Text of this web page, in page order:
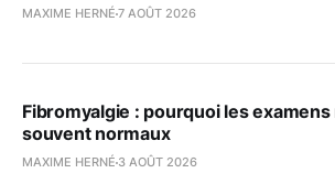
MAXIME HERNÉ 7 AOÛT 2026
Fibromyalgie : pourquoi les
souvent normaux
MAXIME HERNÉ 3 AOÛT 2026